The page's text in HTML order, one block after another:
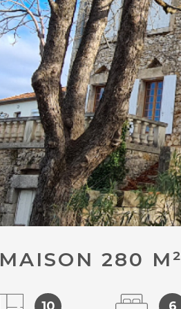
MAISON 280 M²
10 6